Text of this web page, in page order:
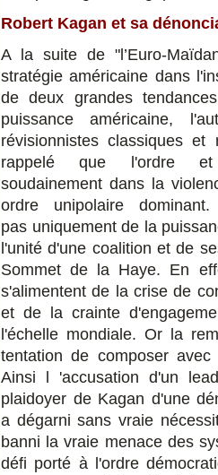
Robert Kagan et sa
A la suite de "l’Euro-
stratégie américaine dans
de deux grandes
puissance américaine,
révisionnistes classiques
rappelé que l'ordre
soudainement dans la
ordre unipolaire
pas uniquement de la
l'unité d'une coalition et de
Sommet de la Haye. En
s'alimentent de la crise de
et de la crainte
l'échelle mondiale. Or la
tentation de composer
Ainsi l 'accusation d'un
plaidoyer de Kagan d'une
a dégarni sans vraie
banni la vraie menace des
défi porté à l'ordre